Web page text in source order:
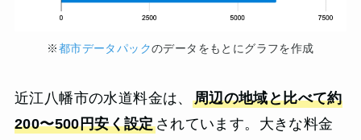
※都市データパックのデータをもとにグラフを作成
近江八幡市の水道料金は、 周辺の地域と比べて約
200〜500円安く設定されています。大きな料金